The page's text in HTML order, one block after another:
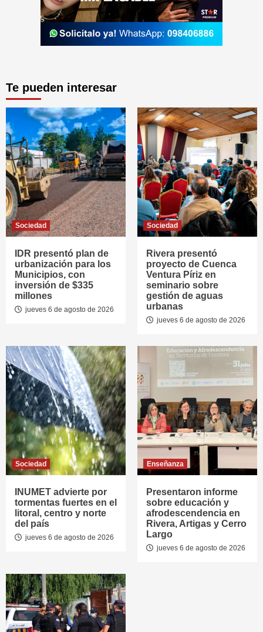
Te pueden interesar
Sociedad
IDR presentó plan de
urbanización para los
Municipios, con
inversión de $335
millones
jueves 6 de agosto de 2026
Sociedad
Rivera presentó
proyecto de Cuenca
Ventura Píriz en
seminario sobre
gestión de aguas
urbanas
jueves 6 de agosto de 2026
Sociedad
INUMET advierte por
tormentas fuertes en el
litoral, centro y norte
del país
jueves 6 de agosto de 2026
Enseñanza
Presentaron informe
sobre educación y
afrodescendencia en
Rivera, Artigas y Cerro
Largo
jueves 6 de agosto de 2026